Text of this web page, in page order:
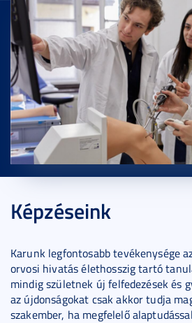
Képzéseink
Karunk legfontosabb tevékenysége
orvosi hivatás élethosszig tartó
mindig születnek új felfedezések és
az újdonságokat csak akkor tudja
szakember, ha megfelelő